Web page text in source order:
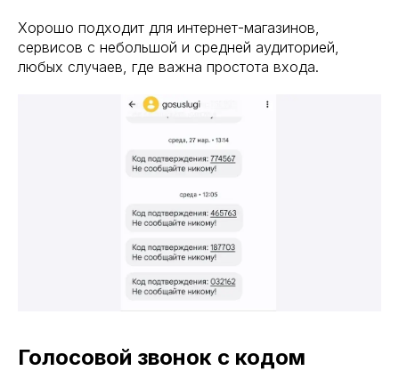
Хорошо подходит для интернет-магазинов,
сервисов с небольшой и средней аудиторией,
любых случаев, где важна простота входа.
Голосовой звонок с кодом